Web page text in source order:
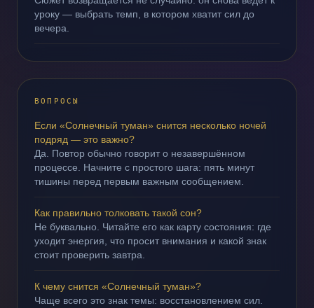
уроку — выбрать темп, в котором хватит сил до
вечера.
ВОПРОСЫ
Если «Солнечный туман» снится несколько ночей
подряд — это важно?
Да. Повтор обычно говорит о незавершённом
процессе. Начните с простого шага: пять минут
тишины перед первым важным сообщением.
Как правильно толковать такой сон?
Не буквально. Читайте его как карту состояния: где
уходит энергия, что просит внимания и какой знак
стоит проверить завтра.
К чему снится «Солнечный туман»?
Чаще всего это знак темы: восстановлением сил.